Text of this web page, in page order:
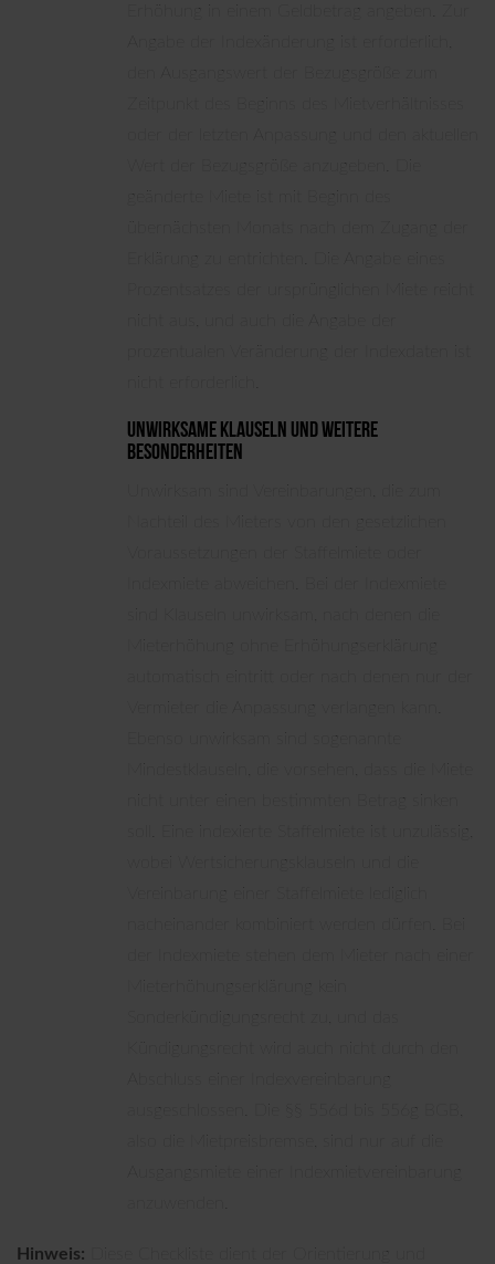
Erhöhung in einem Geldbetrag angeben. Zur
Angabe der Indexänderung ist erforderlich,
den Ausgangswert der Bezugsgröße zum
Zeitpunkt des Beginns des Mietverhältnisses
oder der letzten Anpassung und den aktuellen
Wert der Bezugsgröße anzugeben. Die
geänderte Miete ist mit Beginn des
übernächsten Monats nach dem Zugang der
Erklärung zu entrichten. Die Angabe eines
Prozentsatzes der ursprünglichen Miete reicht
nicht aus, und auch die Angabe der
prozentualen Veränderung der Indexdaten ist
Unwirksame Klauseln und weitere
Besonderheiten
Unwirksam sind Vereinbarungen, die zum
Nachteil des Mieters von den gesetzlichen
Voraussetzungen der Staffelmiete oder
Mieterhöhung ohne Erhöhungserklärung
Vermieter die Anpassung verlangen kann.
Ebenso unwirksam sind sogenannte
nicht unter einen bestimmten Betrag sinken
soll. Eine indexierte Staffelmiete ist unzulässig,
wobei Wertsicherungsklauseln und die
Vereinbarung einer Staffelmiete lediglich
Mieterhöhungserklärung kein
Sonderkündigungsrecht zu, und das
Kündigungsrecht wird auch nicht durch den
Abschluss einer Indexvereinbarung
ausgeschlossen. Die §§ 556d bis 556g BGB,
Ausgangsmiete einer Indexmietvereinbarung
Hinweis: Diese Checkliste dient der Orientierung und